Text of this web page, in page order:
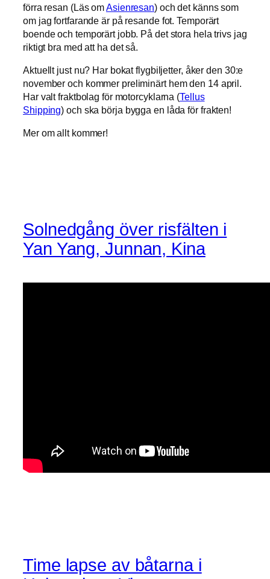
förra resan (Läs omAsienresan) och det känns som
om jag fortfarande är på resande fot. Temporärt
boende och temporärt jobb. På det stora hela trivs jag
riktigt bra med att ha det så.
Aktuellt just nu? Har bokat flygbiljetter, åker den 30:e
november och kommer preliminärt hem den 14 april.
Har valt fraktbolag för motorcyklarna (Tellus
Shipping) och ska börja bygga en låda för frakten!
Mer om allt kommer!
Solnedgång över risfälten i
Yan Yang, Junnan, Kina
Time lapse av båtarna i